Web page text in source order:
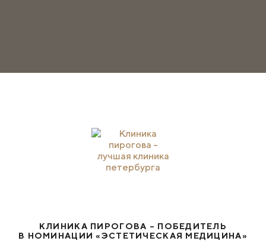
КЛИНИКА ПИРОГОВА – ПОБЕДИТЕЛЬ
В НОМИНАЦИИ «ЭСТЕТИЧЕСКАЯ МЕДИЦИНА»